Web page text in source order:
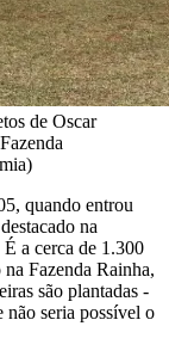
de Oscar
quando entrou
na
a cerca de 1.300
Fazenda Rainha,
são plantadas -
não seria possível o